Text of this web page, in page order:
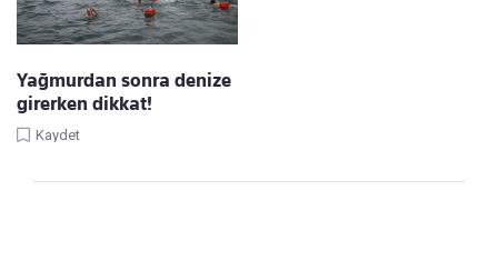
Yağmurdan sonra denize
girerken dikkat!
Kaydet